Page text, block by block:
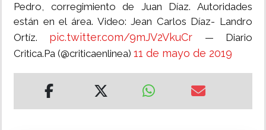
Pedro, corregimiento de Juan Díaz. Autoridades
están en el área. Video: Jean Carlos Díaz- Landro
Ortíz. pic.twitter.com/9mJV2VkuCr — Diario
Critica.Pa (@criticaenlinea) 11 de mayo de 2019